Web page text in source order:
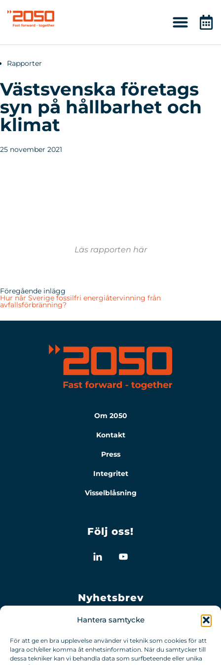
Hantera samtycke
För att ge en bra upplevelse använder vi teknik som cookies för att
lagra och/eller komma åt enhetsinformation. När du samtycker till
dessa tekniker kan vi behandla data som surfbeteende eller unika
Rapporter
Västsvenska företags
syn på hållbarhet och
klimat
25 november 2021
Läs rapporten här
Föregående inlägg
Hur når Sverige fossilfri energiåtervinning från
avfallsförbränning?
Om 2050
Kontakt
Press
Integritet
Visselblåsning
Följ oss!
Nyhetsbrev